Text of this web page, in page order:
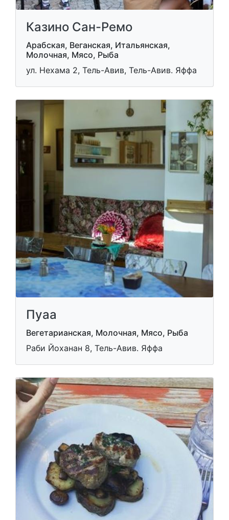
Казино Сан-Ремо
Арабская, Веганская, Итальянская,
Молочная, Мясо, Рыба
ул. Нехама 2, Тель-Авив, Тель-Авив. Яффа
Пуаа
Вегетарианская, Молочная, Мясо, Рыба
Раби Йоханан 8, Тель-Авив. Яффа